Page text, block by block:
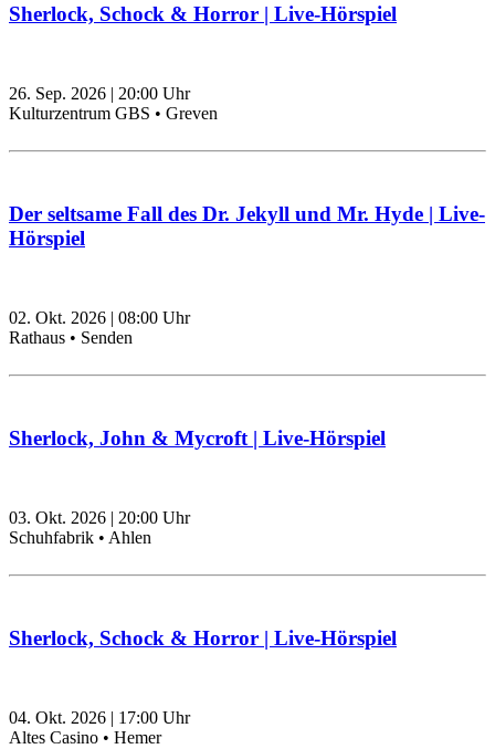
Sherlock, Schock & Horror | Live-Hörspiel
26. Sep. 2026 | 20:00 Uhr
Kulturzentrum GBS • Greven
Der seltsame Fall des Dr. Jekyll und Mr. Hyde | Live-
Hörspiel
02. Okt. 2026 | 08:00 Uhr
Rathaus • Senden
Sherlock, John & Mycroft | Live-Hörspiel
03. Okt. 2026 | 20:00 Uhr
Schuhfabrik • Ahlen
Sherlock, Schock & Horror | Live-Hörspiel
04. Okt. 2026 | 17:00 Uhr
Altes Casino • Hemer